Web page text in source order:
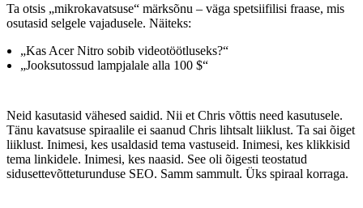
Ta otsis „mikrokavatsuse“ märksõnu – väga spetsiifilisi fraase, mis
osutasid selgele vajadusele. Näiteks:
„Kas Acer Nitro sobib videotöötluseks?“
„Jooksutossud lampjalale alla 100 $“
Neid kasutasid vähesed saidid. Nii et Chris võttis need kasutusele.
Tänu kavatsuse spiraalile ei saanud Chris lihtsalt liiklust. Ta sai õiget
liiklust. Inimesi, kes usaldasid tema vastuseid. Inimesi, kes klikkisid
tema linkidele. Inimesi, kes naasid. See oli õigesti teostatud
sidusettevõtteturunduse SEO. Samm sammult. Üks spiraal korraga.